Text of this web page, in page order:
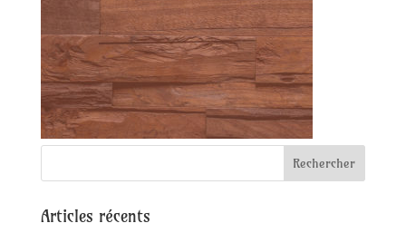
Articles récents